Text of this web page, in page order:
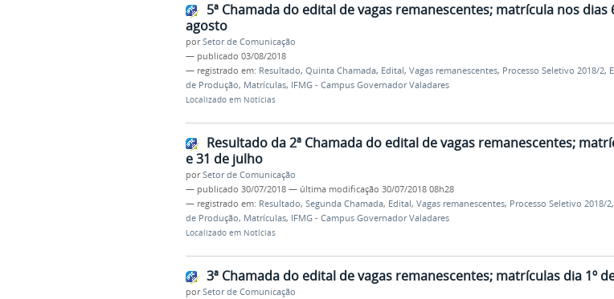
5ª Chamada do edital de vagas remanescentes; matrícula nos dias
agosto
porSetor de Comunicação
— publicado 03/08/2018
— registrado em: Resultado, Quinta Chamada, Edital, Vagas remanescentes, Processo Seletivo 2018/2,
de Produção, Matrículas, IFMG - Campus Governador Valadares
Localizado em Notícias
Resultado da 2ª Chamada do edital de vagas remanescentes;
e 31 de julho
porSetor de Comunicação
— publicado 30/07/2018 — última modificação 30/07/2018 08h28
— registrado em: Resultado, Segunda Chamada, Edital, Vagas remanescentes, Processo Seletivo 2018/2,
de Produção, Matrículas, IFMG - Campus Governador Valadares
Localizado em Notícias
3ª Chamada do edital de vagas remanescentes; matrículas dia 1º
porSetor de Comunicação